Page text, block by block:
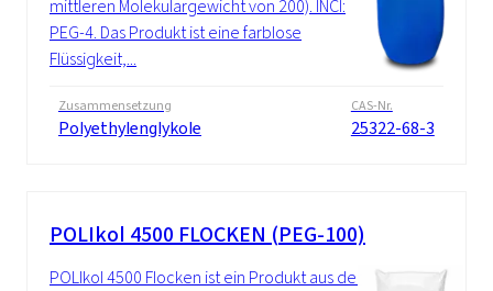
mittleren Molekulargewicht von 200). INCI:
PEG-4. Das Produkt ist eine farblose
Flüssigkeit,...
Zusammensetzung
Polyethylenglykole
CAS-Nr.
25322-68-3
POLIkol 4500 FLOCKEN (PEG-100)
POLIkol 4500 Flocken ist ein Produkt aus der